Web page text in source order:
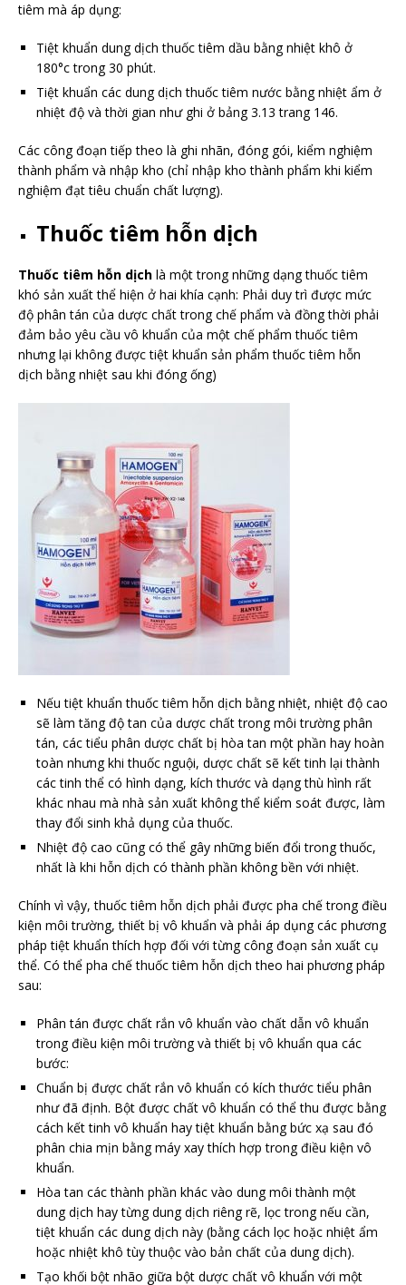
tiêm mà áp dụng:
Tiệt khuẩn dung dịch thuốc tiêm dầu bằng nhiệt khô ở
180°c trong 30 phút.
Tiệt khuẩn các dung dịch thuốc tiêm nước bằng nhiệt ẩm ở
nhiệt độ và thời gian như ghi ở bảng 3.13 trang 146.
Các công đoạn tiếp theo là ghi nhãn, đóng gói, kiểm nghiệm
thành phẩm và nhập kho (chỉ nhập kho thành phẩm khi kiểm
nghiệm đạt tiêu chuẩn chất lượng).
Thuốc tiêm hỗn dịch
Thuốc tiêm hỗn dịch là một trong những dạng thuốc tiêm
khó sản xuất thể hiện ở hai khía cạnh: Phải duy trì được mức
độ phân tán của dược chất trong chế phẩm và đồng thời phải
đảm bảo yêu cầu vô khuẩn của một chế phẩm thuốc tiêm
nhưng lại không được tiệt khuẩn sản phẩm thuốc tiêm hỗn
dịch bằng nhiệt sau khi đóng ống)
Nếu tiệt khuẩn thuốc tiêm hỗn dịch bằng nhiệt, nhiệt độ cao
sẽ làm tăng độ tan của dược chất trong môi trường phân
tán, các tiểu phân dược chất bị hòa tan một phần hay hoàn
toàn nhưng khi thuốc nguội, dược chất sẽ kết tinh lại thành
các tinh thể có hình dạng, kích thước và dạng thù hình rất
khác nhau mà nhà sản xuất không thể kiểm soát được, làm
thay đổi sinh khả dụng của thuốc.
Nhiệt độ cao cũng có thể gây những biến đổi trong thuốc,
nhất là khi hỗn dịch có thành phần không bền với nhiệt.
Chính vì vậy, thuốc tiêm hỗn dịch phải được pha chế trong điều
kiện môi trường, thiết bị vô khuẩn và phải áp dụng các phương
pháp tiệt khuẩn thích hợp đối với từng công đoạn sản xuất cụ
thể. Có thể pha chế thuốc tiêm hỗn dịch theo hai phương pháp
sau:
Phân tán được chất rắn vô khuẩn vào chất dẫn vô khuẩn
trong điều kiện môi trường và thiết bị vô khuẩn qua các
bước:
Chuẩn bị được chất rắn vô khuẩn có kích thước tiểu phân
như đã định. Bột được chất vô khuẩn có thể thu được bằng
cách kết tinh vô khuẩn hay tiệt khuẩn bằng bức xạ sau đó
phân chia mịn bằng máy xay thích hợp trong điều kiện vô
khuẩn.
Hòa tan các thành phần khác vào dung môi thành một
dung dịch hay từng dung dịch riêng rẽ, lọc trong nếu cần,
tiệt khuẩn các dung dịch này (bằng cách lọc hoặc nhiệt ẩm
hoặc nhiệt khô tùy thuộc vào bản chất của dung dịch).
Tạo khối bột nhão giữa bột dược chất vô khuẩn với một